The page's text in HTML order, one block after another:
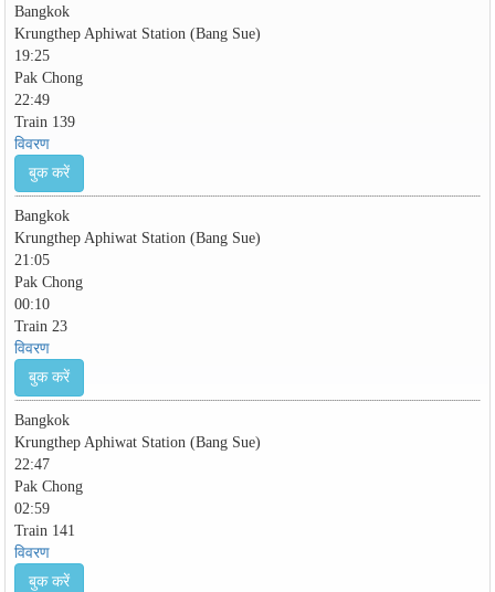
Bangkok
Krungthep Aphiwat Station (Bang Sue)
19:25
Pak Chong
22:49
Train 139
विवरण
बुक करें
Bangkok
Krungthep Aphiwat Station (Bang Sue)
21:05
Pak Chong
00:10
Train 23
विवरण
बुक करें
Bangkok
Krungthep Aphiwat Station (Bang Sue)
22:47
Pak Chong
02:59
Train 141
विवरण
बुक करें